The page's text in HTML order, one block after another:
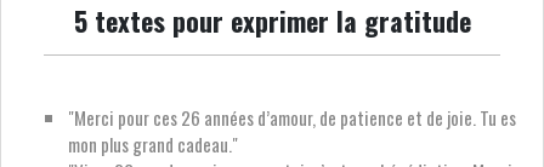
5 textes pour exprimer la gratitude
"Merci pour ces 26 années d’amour, de patience et de joie. Tu es
mon plus grand cadeau."